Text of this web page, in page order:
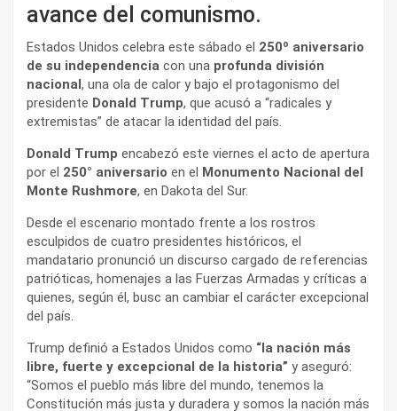
avance del comunismo.
Estados Unidos celebra este sábado el 250º aniversario
de su independencia con una profunda división
nacional, una ola de calor y bajo el protagonismo del
presidente Donald Trump, que acusó a “radicales y
extremistas” de atacar la identidad del país.
Donald Trump encabezó este viernes el acto de apertura
por el 250° aniversario en el Monumento Nacional del
Monte Rushmore, en Dakota del Sur.
Desde el escenario montado frente a los rostros
esculpidos de cuatro presidentes históricos, el
mandatario pronunció un discurso cargado de referencias
patrióticas, homenajes a las Fuerzas Armadas y críticas a
quienes, según él, busc an cambiar el carácter excepcional
del país.
Trump definió a Estados Unidos como “la nación más
libre, fuerte y excepcional de la historia” y aseguró:
“Somos el pueblo más libre del mundo, tenemos la
Constitución más justa y duradera y somos la nación más